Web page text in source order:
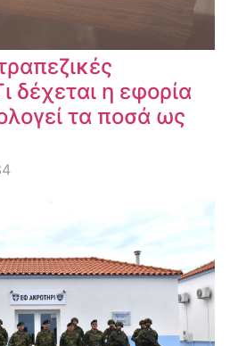
δέχεται η εφορία
τα ποσά ως